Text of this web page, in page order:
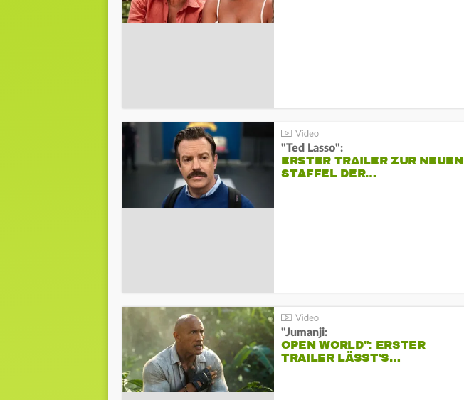
"Ted Lasso":
ERSTER TRAILER ZUR NEUEN
STAFFEL DER…
"Jumanji:
OPEN WORLD": ERSTER
TRAILER LÄSST'S…